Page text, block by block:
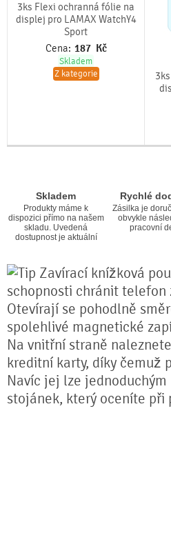
3ks Flexi ochranná fólie na
displej pro LAMAX WatchY4
Sport
Cena: 187 Kč
Skladem
Z kategorie
Skladem
Produkty máme k
dispozici přímo na našem
skladu. Uvedená
dostupnost je aktuální
Rychlé
Zásilka je
obvykle
pracovní
Zavírací knížková
schopnosti chránit telefon
Otevírají se pohodlně
spolehlivé magnetické
Na vnitřní straně
kreditní karty, díky čemuž
Navíc jej lze
stojánek, který oceníte